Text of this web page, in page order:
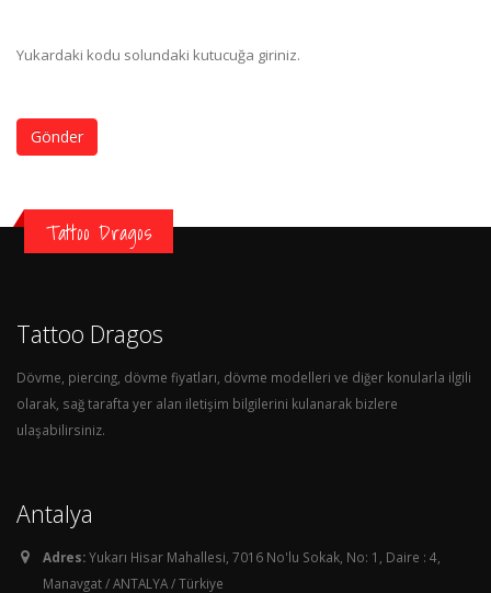
Yukardaki kodu solundaki kutucuğa giriniz.
Gönder
Tattoo Dragos
Tattoo Dragos
Dövme, piercing, dövme fiyatları, dövme modelleri ve diğer konularla ilgili
olarak, sağ tarafta yer alan iletişim bilgilerini kulanarak bizlere
ulaşabilirsiniz.
Antalya
Adres:Yukarı Hisar Mahallesi, 7016 No'lu Sokak, No: 1, Daire : 4,
Manavgat / ANTALYA / Türkiye